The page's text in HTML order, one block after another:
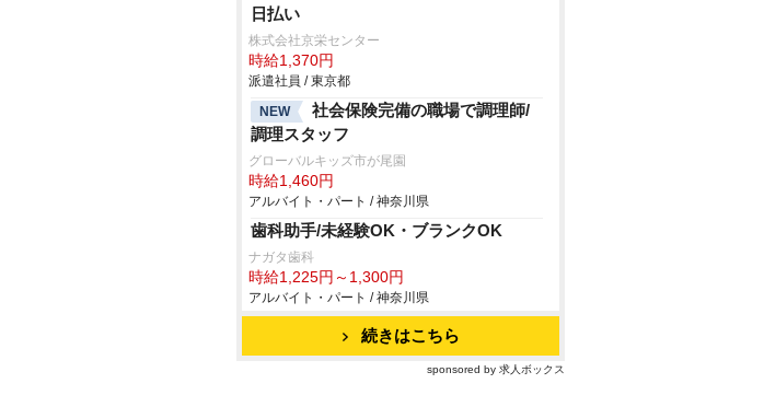
日払い
株式会社京栄センター
時給1,370円
派遣社員 / 東京都
NEW
社会保険完備の職場で調理師/
調理スタッフ
グローバルキッズ市が尾園
時給1,460円
アルバイト・パート / 神奈川県
歯科助手/未経験OK・ブランクOK
ナガタ歯科
時給1,225円～1,300円
アルバイト・パート / 神奈川県
続きはこちら
sponsored by 求人ボックス